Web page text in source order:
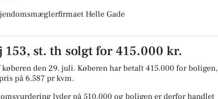
Helle Gade
153, st. th solgt for 415.000 kr.
køberen den 29. juli. Køberen har betalt 415.000 for boligen,
på 6.587 pr kvm.
lyder på 510.000 og boligen er derfor handlet